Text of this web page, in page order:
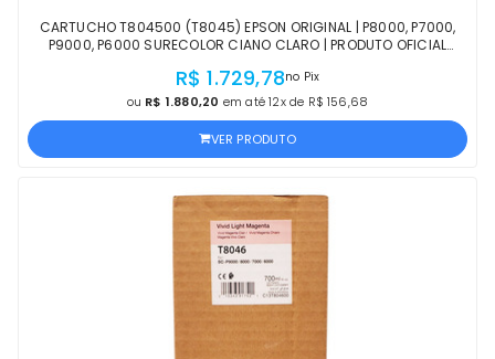
CARTUCHO T804500 (T8045) EPSON ORIGINAL | P8000, P7000,
P9000, P6000 SURECOLOR CIANO CLARO | PRODUTO OFICIAL
R$ 1.729,78no Pix
ou R$ 1.880,20 em até 12x de R$ 156,68
VER PRODUTO